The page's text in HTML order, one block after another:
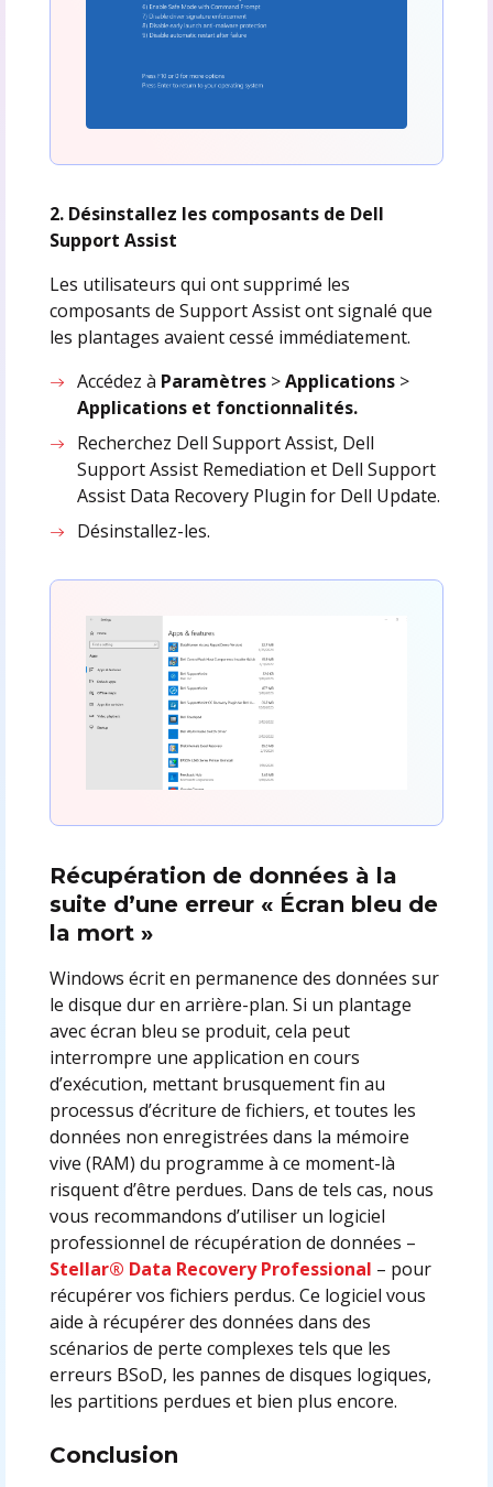
2. Désinstallez les composants de Dell
Support Assist
Les utilisateurs qui ont supprimé les
composants de Support Assist ont signalé que
les plantages avaient cessé immédiatement.
Accédez à Paramètres >Applications >
Applications et fonctionnalités.
Recherchez Dell Support Assist, Dell
Support Assist Remediation et Dell Support
Assist Data Recovery Plugin for Dell Update.
Désinstallez-les.
Récupération de données à la
suite d’une erreur « Écran bleu de
la mort »
Windows écrit en permanence des données sur
le disque dur en arrière-plan. Si un plantage
avec écran bleu se produit, cela peut
interrompre une application en cours
d’exécution, mettant brusquement fin au
processus d’écriture de fichiers, et toutes les
données non enregistrées dans la mémoire
vive (RAM) du programme à ce moment-là
risquent d’être perdues. Dans de tels cas, nous
vous recommandons d’utiliser un logiciel
professionnel de récupération de données –
Stellar® Data Recovery Professional – pour
récupérer vos fichiers perdus. Ce logiciel vous
aide à récupérer des données dans des
scénarios de perte complexes tels que les
erreurs BSoD, les pannes de disques logiques,
les partitions perdues et bien plus encore.
Conclusion